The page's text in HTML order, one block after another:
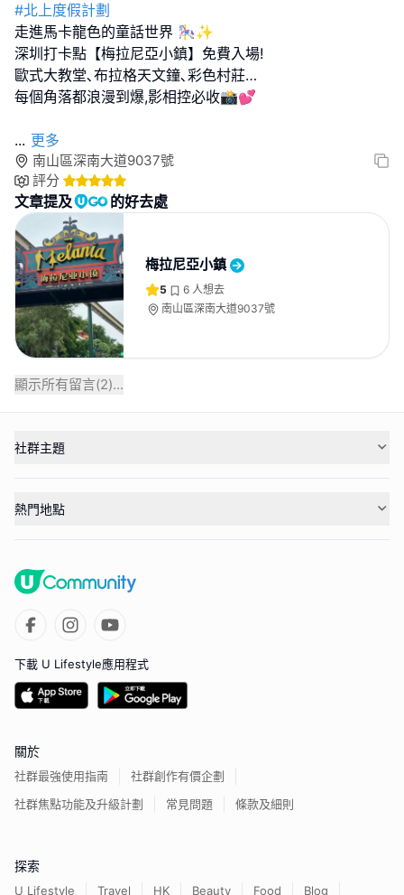
#北上度假計劃
走進馬卡龍色的童話世界 🎠✨
深圳打卡點【梅拉尼亞小鎮】免費入場!
歐式大教堂､布拉格天文鐘､彩色村莊…
每個角落都浪漫到爆,影相控必收📸💕
... 更多
南山區深南大道9037號
評分
文章提及 的好去處
梅拉尼亞小鎮
5 6 人想去
南山區深南大道9037號
顯示所有留言(2)...
社群主題
熱門地點
下載 U Lifestyle應用程式
關於
社群最強使用指南
社群創作有價企劃
社群焦點功能及升級計劃
常見問題 條款及細則
探索
U Lifestyle Travel HK Beauty Food Blog